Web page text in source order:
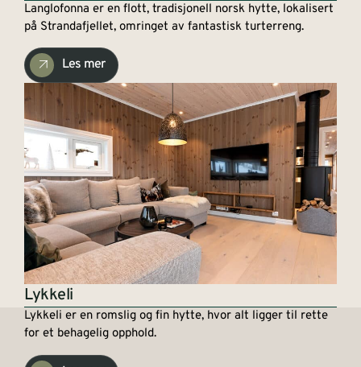
Langlofonna er en flott, tradisjonell norsk hytte, lokalisert
på Strandafjellet, omringet av fantastisk turterreng.
Les mer
Lykkeli
Lykkeli er en romslig og fin hytte, hvor alt ligger til rette
for et behagelig opphold.